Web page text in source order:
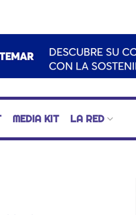
MEDIA KIT LA RED